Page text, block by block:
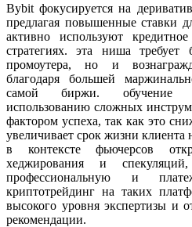
Bybit фокусируется на
предлагая повышенные ставки
активно используют
стратегиях. эта ниша требует
промоутера, но и
благодаря большей
самой биржи. обучение
использованию сложных
фактором успеха, так как это
увеличивает срок жизни
в контексте фьючерсов
хеджирования и
профессиональную и
криптотрейдинг на таких
высокого уровня экспертизы и
рекомендации.